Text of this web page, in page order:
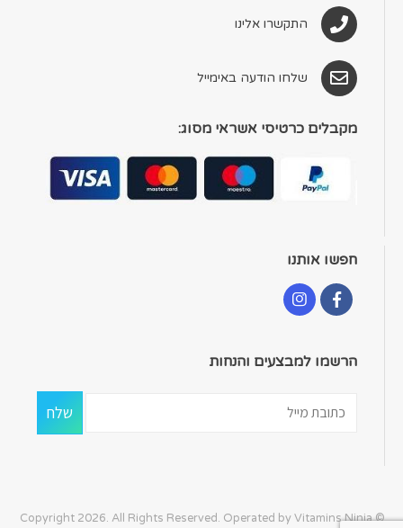
התקשרו אלינו
שלחו הודעה באימייל
מקבלים כרטיסי אשראי מסוג:
חפשו אותנו
הרשמו למבצעים והנחות
© Copyright 2026. All Rights Reserved. Operated by Vitamins Ninja